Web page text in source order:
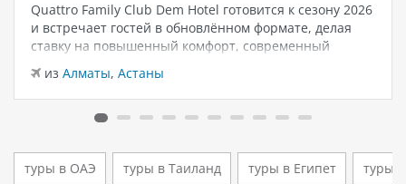
Quattro Family Club Dem Hotel готовится к сезону 2026
и встречает гостей в обновлённом формате, делая
ставку на повышенный комфорт, современный
дизайн и атмосферу спокойного семейного отдыха у
моря. Отель остаётся популярным выбором для тех,
кто ищет семейный отель в…
из Алматы, Астаны
туры в ОАЭ туры в Таиланд туры в Египет туры